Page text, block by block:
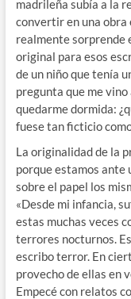
madrileña subía a la
convertir en una obra
realmente sorprende
original para esos
de un niño que tenía
pregunta que me
quedarme dormida:
fuese tan ficticio
La originalidad de la
porque estamos ante
sobre el papel los
«Desde mi infancia,
estas muchas veces
terrores nocturnos.
escribo terror. En
provecho de ellas en
Empecé con relatos